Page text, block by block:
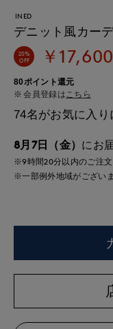
INED
デニット風カー
20%
OFF
￥17,600
80ポイント還元
会員登録はこちら
74名がお気に入り
8月7日（金） にお
※9時間20分以内のご注
※一部例外地域がござい